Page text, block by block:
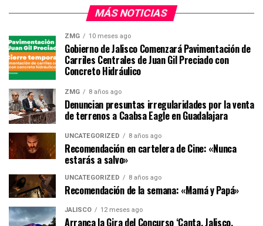
MÁS NOTICIAS
ZMG 10 meses ago
Gobierno de Jalisco Comenzará Pavimentación de
Carriles Centrales de Juan Gil Preciado con
Concreto Hidráulico
ZMG 8 años ago
Denuncian presuntas irregularidades por la venta
de terrenos a Caabsa Eagle en Guadalajara
UNCATEGORIZED 8 años ago
Recomendación en cartelera de Cine: «Nunca
estarás a salvo»
UNCATEGORIZED 8 años ago
Recomendación de la semana: «Mamá y Papá»
JALISCO 12 meses ago
Arranca la Gira del Concurso ‘Canta, Jalisco,